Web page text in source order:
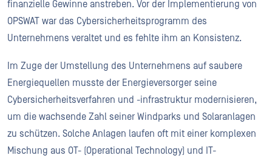
finanzielle Gewinne anstreben. Vor der Implementierung von
OPSWAT war das Cybersicherheitsprogramm des
Unternehmens veraltet und es fehlte ihm an Konsistenz.
Im Zuge der Umstellung des Unternehmens auf saubere
Energiequellen musste der Energieversorger seine
Cybersicherheitsverfahren und -infrastruktur modernisieren,
um die wachsende Zahl seiner Windparks und Solaranlagen
zu schützen. Solche Anlagen laufen oft mit einer komplexen
Mischung aus OT- (Operational Technology) und IT-